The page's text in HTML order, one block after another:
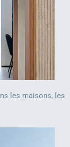
les maisons, les